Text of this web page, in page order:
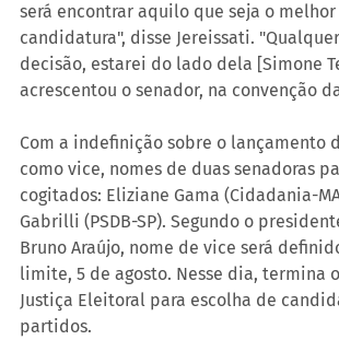
será encontrar aquilo que seja o melhor
candidatura", disse Jereissati.
decisão, estarei do lado dela [Simone
acrescentou o senador, na convenção
Com a indefinição sobre o lançamento
como vice, nomes de duas senadoras
cogitados: Eliziane Gama (Cidadania-
Gabrilli (PSDB-SP). Segundo o
Bruno Araújo, nome de vice será
limite, 5 de agosto. Nesse dia, termina
Justiça Eleitoral para escolha de
partidos.